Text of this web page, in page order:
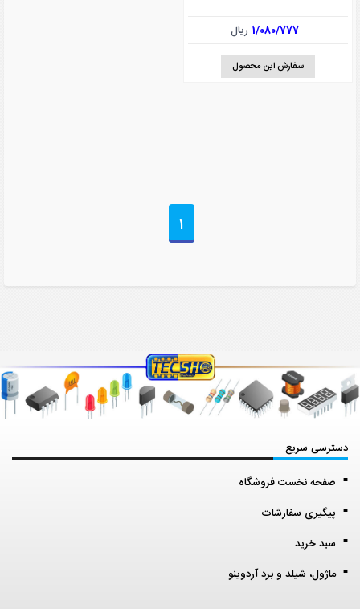
1/080/777 ریال
سفارش این محصول
1
دسترسی سریع
صفحه نخست فروشگاه
پیگیری سفارشات
سبد خرید
ماژول، شیلد و برد آردوینو